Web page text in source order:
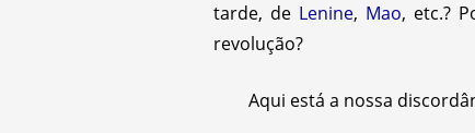
tarde, de Lenine, Mao, etc.?
revolução?
Aqui está a nossa